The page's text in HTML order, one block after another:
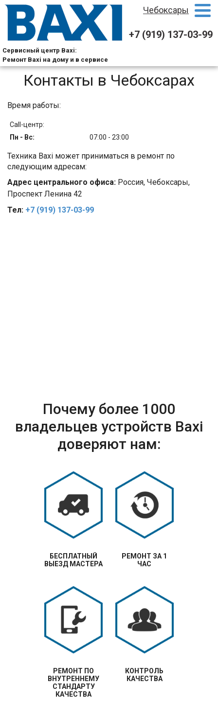
Чебоксары
+7 (919) 137-03-99
Сервисный центр Baxi:
Ремонт Baxi на дому и в сервисе
Контакты в Чебоксарах
Время работы:
Call-центр:
Пн - Вс:
07:00 - 23:00
Техника Baxi может приниматься в ремонт по
следующим адресам:
Адрес центрального офиса: Россия, Чебоксары,
Проспект Ленина 42
Тел: +7 (919) 137-03-99
Почему более 1000
владельцев устройств Baxi
доверяют нам:
БЕСПЛАТНЫЙ
ВЫЕЗД МАСТЕРА
РЕМОНТ ЗА 1
ЧАС
РЕМОНТ ПО
ВНУТРЕННЕМУ
СТАНДАРТУ
КАЧЕСТВА
КОНТРОЛЬ
КАЧЕСТВА